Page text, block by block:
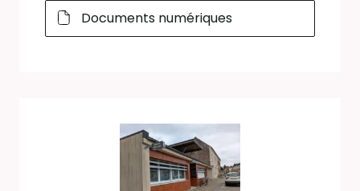
Documents numériques